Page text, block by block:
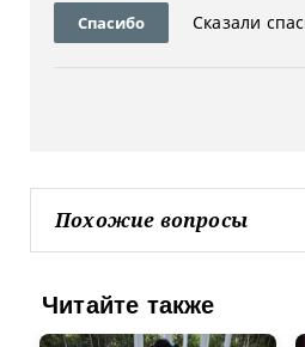
Спасибо Сказали
Похожие вопросы
Читайте также